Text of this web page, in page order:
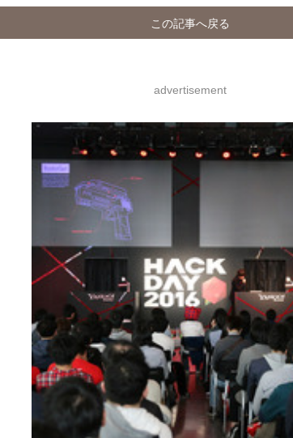
この記事へ戻る
advertisement